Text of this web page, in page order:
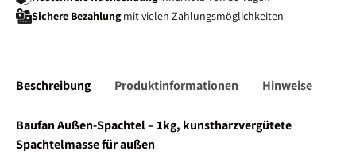
Sichere Bezahlungmit vielen Zahlungsmöglichkeiten
Beschreibung Produktinformationen Hinweise
Baufan Außen-Spachtel – 1kg, kunstharzvergütete
Spachtelmasse für außen